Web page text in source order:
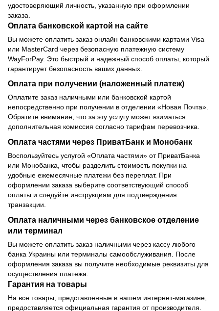
удостоверяющий личность, указанную при оформлении
заказа.
Оплата банковской картой на сайте
Вы можете оплатить заказ онлайн банковскими картами Visa
или MasterCard через безопасную платежную систему
WayForPay. Это быстрый и надежный способ оплаты, который
гарантирует безопасность ваших данных.
Оплата при получении (наложенный платеж)
Оплатите заказ наличными или банковской картой
непосредственно при получении в отделении «Новая Почта».
Обратите внимание, что за эту услугу может взиматься
дополнительная комиссия согласно тарифам перевозчика.
Оплата частями через ПриватБанк и Монобанк
Воспользуйтесь услугой «Оплата частями» от ПриватБанка
или Монобанка, чтобы разделить стоимость покупки на
удобные ежемесячные платежи без переплат. При
оформлении заказа выберите соответствующий способ
оплаты и следуйте инструкциям для подтверждения
транзакции.
Оплата наличными через банковское отделение
или терминал
Вы можете оплатить заказ наличными через кассу любого
банка Украины или терминалы самообслуживания. После
оформления заказа вы получите необходимые реквизиты для
осуществления платежа.
Гарантия на товары
На все товары, представленные в нашем интернет-магазине,
предоставляется официальная гарантия от производителя.